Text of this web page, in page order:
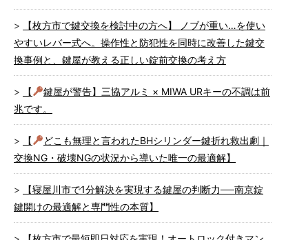
【枚方市で鍵交換を検討中の方へ】 ノブが重い…を使い
やすいレバー式へ。操作性と防犯性を同時に改善した鍵交
換事例と、鍵屋が教える正しい錠前交換の考え方
【
鍵屋が警告】三協アルミ × MIWA URキーの不調は前
兆です。
【
どこも無理と言われたBHシリンダー鍵折れ救出劇｜
交換NG・破壊NGの状況から導いた唯一の最適解】
【寝屋川市で1分解決を実現する鍵屋の判断力──南京錠
鍵開けの最適解と専門性の本質】